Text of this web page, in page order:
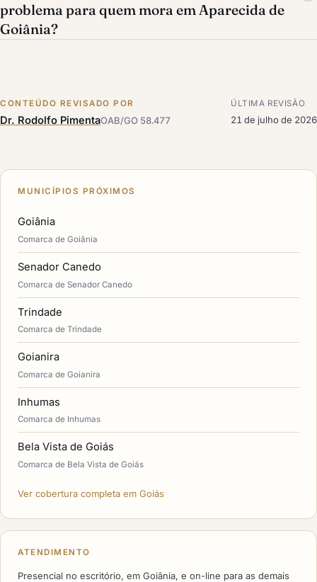
problema para quem mora em Aparecida de
Goiânia?
CONTEÚDO REVISADO POR
Dr. Rodolfo PimentaOAB/GO 58.477
ÚLTIMA REVISÃO
21 de julho de 2026
MUNICÍPIOS PRÓXIMOS
Goiânia
Comarca de Goiânia
Senador Canedo
Comarca de Senador Canedo
Trindade
Comarca de Trindade
Goianira
Comarca de Goianira
Inhumas
Comarca de Inhumas
Bela Vista de Goiás
Comarca de Bela Vista de Goiás
Ver cobertura completa em Goiás
ATENDIMENTO
Presencial no escritório, em Goiânia, e on-line para as demais